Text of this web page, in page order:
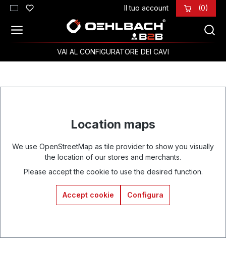
Passa al contenuto principale Il tuo account (0)
VAI AL CONFIGURATORE DEI CAVI
Location maps
We use OpenStreetMap as tile provider to show you visually
the location of our stores and merchants.
Please accept the cookie to use the desired function.
Accept cookie Configura